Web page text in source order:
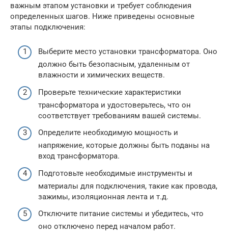
важным этапом установки и требует соблюдения
определенных шагов. Ниже приведены основные
этапы подключения:
Выберите место установки трансформатора. Оно
должно быть безопасным, удаленным от
влажности и химических веществ.
Проверьте технические характеристики
трансформатора и удостоверьтесь, что он
соответствует требованиям вашей системы.
Определите необходимую мощность и
напряжение, которые должны быть поданы на
вход трансформатора.
Подготовьте необходимые инструменты и
материалы для подключения, такие как провода,
зажимы, изоляционная лента и т.д.
Отключите питание системы и убедитесь, что
оно отключено перед началом работ.